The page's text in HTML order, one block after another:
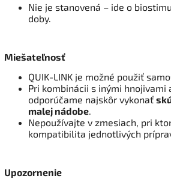
Nie je stanovená – ide o
doby.
Miešateľnosť
QUIK-LINK je možné použiť
Pri kombinácii s inými hnojivami
odporúčame najskôr vykonať
malej nádobe
Nepoužívajte v zmesiach, pri
kompatibilita jednotlivých
Upozornenie